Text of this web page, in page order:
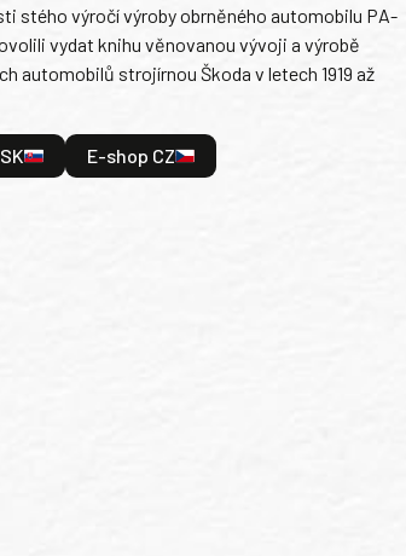
stého výročí výroby obrněného automobilu PA-
vydat knihu věnovanou vývoji a výrobě
automobilů strojírnou Škoda v letech 1919 až
E-shop CZ